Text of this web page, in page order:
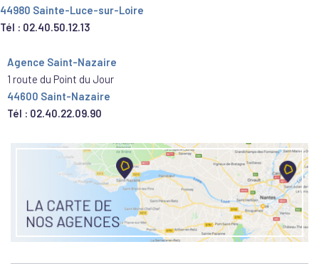
44980 Sainte-Luce-sur-Loire
Tél : 02.40.50.12.13
Agence Saint-Nazaire
1 route du Point du Jour
44600 Saint-Nazaire
Tél : 02.40.22.09.90